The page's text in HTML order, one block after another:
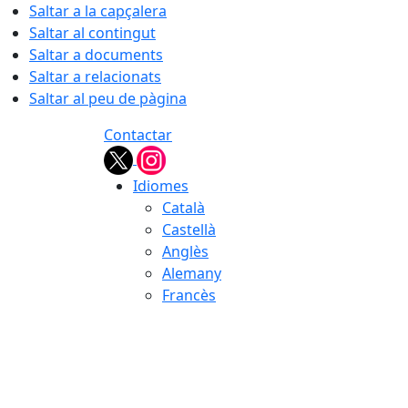
Saltar a la capçalera
Saltar al contingut
Saltar a documents
Saltar a relacionats
Saltar al peu de pàgina
Contactar
Idiomes
Català
Castellà
Anglès
Alemany
Francès